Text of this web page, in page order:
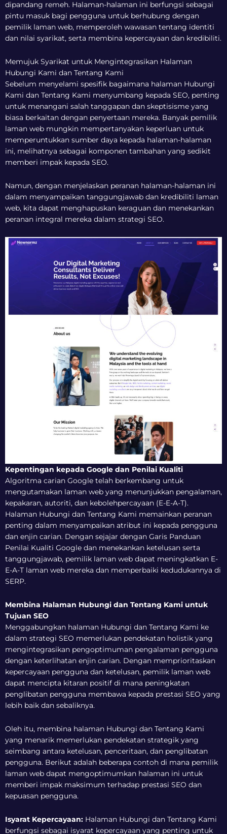
dipandang remeh. Halaman-halaman ini berfungsi sebagai
pintu masuk bagi pengguna untuk berhubung dengan
pemilik laman web, memperoleh wawasan tentang identiti
dan nilai syarikat, serta membina kepercayaan dan kredibiliti.
Memujuk Syarikat untuk Mengintegrasikan Halaman
Hubungi Kami dan Tentang Kami
Sebelum menyelami spesifik bagaimana halaman Hubungi
Kami dan Tentang Kami menyumbang kepada SEO, penting
untuk menangani salah tanggapan dan skeptisisme yang
biasa berkaitan dengan penyertaan mereka. Banyak pemilik
laman web mungkin mempertanyakan keperluan untuk
memperuntukkan sumber daya kepada halaman-halaman
ini, melihatnya sebagai komponen tambahan yang sedikit
memberi impak kepada SEO.
Namun, dengan menjelaskan peranan halaman-halaman ini
dalam menyampaikan tanggungjawab dan kredibiliti laman
web, kita dapat menghapuskan keraguan dan menekankan
peranan integral mereka dalam strategi SEO.
Kepentingan kepada Google dan Penilai Kualiti
Algoritma carian Google telah berkembang untuk
mengutamakan laman web yang menunjukkan pengalaman,
kepakaran, autoriti, dan kebolehpercayaan (E-E-A-T).
Halaman Hubungi dan Tentang Kami memainkan peranan
penting dalam menyampaikan atribut ini kepada pengguna
dan enjin carian. Dengan sejajar dengan Garis Panduan
Penilai Kualiti Google dan menekankan ketelusan serta
tanggungjawab, pemilik laman web dapat meningkatkan E-
E-A-T laman web mereka dan memperbaiki kedudukannya di
SERP.
Membina Halaman Hubungi dan Tentang Kami untuk
Tujuan SEO
Menggabungkan halaman Hubungi dan Tentang Kami ke
dalam strategi SEO memerlukan pendekatan holistik yang
mengintegrasikan pengoptimuman pengalaman pengguna
dengan keterlihatan enjin carian. Dengan memprioritaskan
kepercayaan pengguna dan ketelusan, pemilik laman web
dapat mencipta kitaran positif di mana peningkatan
penglibatan pengguna membawa kepada prestasi SEO yang
lebih baik dan sebaliknya.
Oleh itu, membina halaman Hubungi dan Tentang Kami
yang menarik memerlukan pendekatan strategik yang
seimbang antara ketelusan, penceritaan, dan penglibatan
pengguna. Berikut adalah beberapa contoh di mana pemilik
laman web dapat mengoptimumkan halaman ini untuk
memberi impak maksimum terhadap prestasi SEO dan
kepuasan pengguna.
Isyarat Kepercayaan: Halaman Hubungi dan Tentang Kami
berfungsi sebagai isyarat kepercayaan yang penting untuk